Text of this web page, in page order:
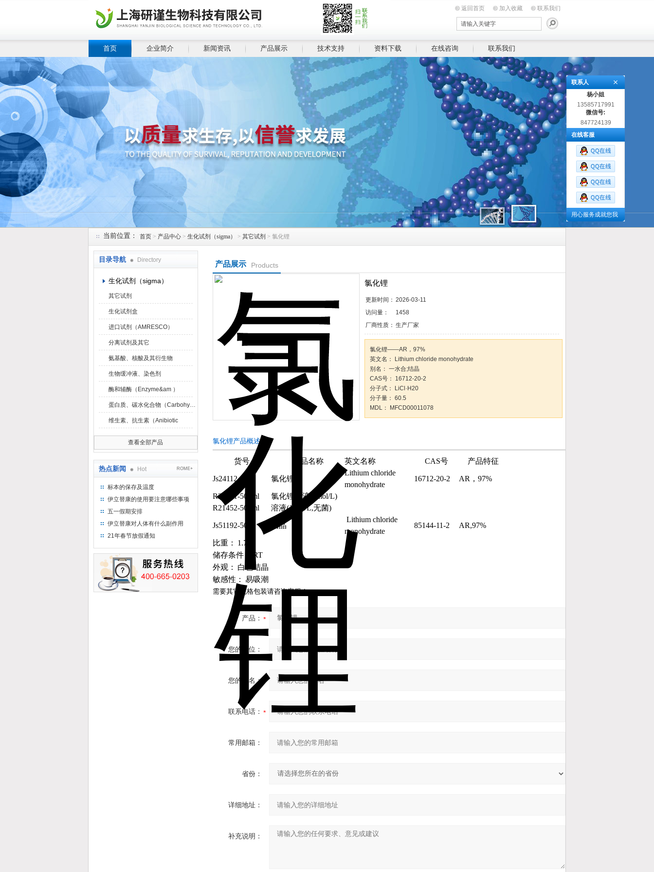
返回首页 加入收藏 联系我们
首页 企业简介 新闻资讯 产品展示 技术支持 资料下载 在线咨询 联系我们
当前位置： 首页 > 产品中心 > 生化试剂（sigma） > 其它试剂 > 氯化锂
目录导航 Directory
生化试剂（sigma）
其它试剂
生化试剂盒
进口试剂（AMRESCO）
分离试剂及其它
氨基酸、核酸及其衍生物
生物缓冲液、染色剂
酶和辅酶（Enzyme&am ）
蛋白质、碳水化合物（Carbohydrat）
维生素、抗生素（Anibiotic
查看全部产品
热点新闻 Hot ROME+
标本的保存及温度
伊立替康的使用要注意哪些事项
五一假期安排
伊立替康对人体有什么副作用
21年春节放假通知
产品展示 Products
氯化锂
更新时间： 2026-03-11
访问量：
1458
厂商性质： 生产厂家
氯化锂——AR，97%
英文名： Lithium chloride monohydrate
别名： 一水合;结晶
CAS号： 16712-20-2
分子式： LiCl·H20
分子量： 60.5
MDL： MFCD00011078
氯化锂产品概述：
货号 产品名称 英文名称 CAS号 产品特征
Js24112-500g 氯化锂
Lithium chloride
monohydrate
16712-20-2 AR，97%
R21451-500ml
氯化锂溶液(1mol/L)
R21452-500ml
溶液(1mol/L,无菌)
Js51192-500g 结晶
Lithium chloride
monohydrate
85144-11-2 AR,97%
比重：
1.78
储存条件：
RT
外观：
白色结晶
敏感性： 易吸潮
需要其它规格包装请咨询客服！
产品：
您的单位：
您的姓名：
联系电话：
常用邮箱：
省份：
详细地址：
补充说明：
联系人
杨小姐
13585717991
微信号:
847724139
在线客服
用心服务成就您我